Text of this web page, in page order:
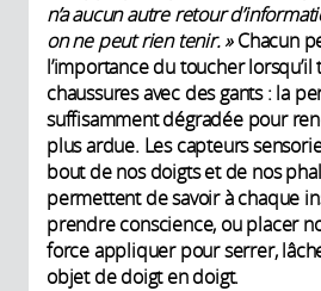
n’a aucun autre retour
on ne peut rien tenir. »Chacun
l’importance du toucher
chaussures avec des gants : la
suffisamment dégradée pour
plus ardue. Les capteurs
bout de nos doigts et de nos
permettent de savoir à chaque
prendre conscience, ou placer
force appliquer pour serrer,
objet de doigt en doigt.